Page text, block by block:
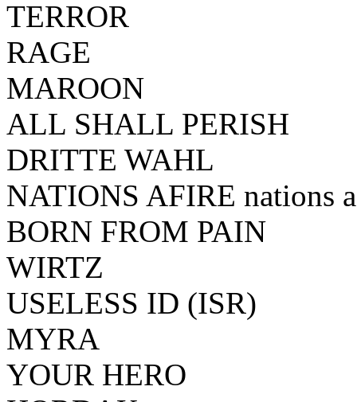
TERROR
RAGE
MAROON
ALL SHALL PERISH
DRITTE WAHL
NATIONS AFIRE nations
BORN FROM PAIN
WIRTZ
USELESS ID (ISR)
MYRA
YOUR HERO